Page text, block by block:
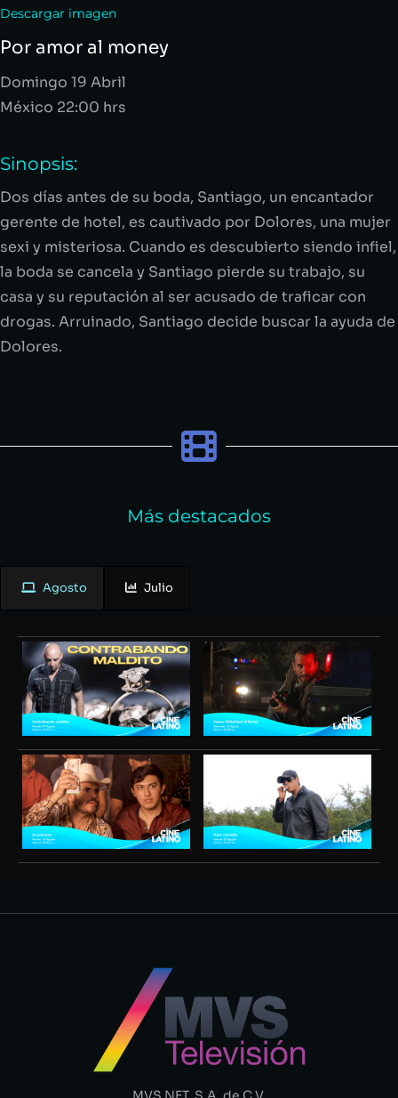
Descargar imagen
Por amor al money
Domingo 19 Abril
México 22:00 hrs
Sinopsis:
Dos días antes de su boda, Santiago, un encantador
gerente de hotel, es cautivado por Dolores, una mujer
sexi y misteriosa. Cuando es descubierto siendo infiel,
la boda se cancela y Santiago pierde su trabajo, su
casa y su reputación al ser acusado de traficar con
drogas. Arruinado, Santiago decide buscar la ayuda de
Dolores.
Más destacados
Agosto Julio